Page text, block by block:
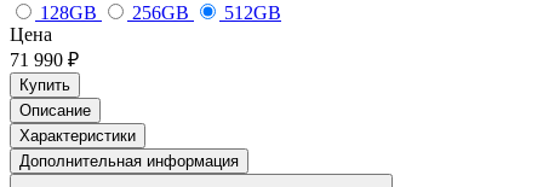
128GB
256GB
512GB
Цена
71 990 ₽
Купить
Описание
Характеристики
Дополнительная информация